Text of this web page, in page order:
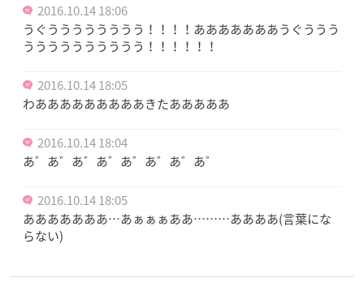
2016.10.14 18:06
うぐうううううううう！！！！あああああああうぐううう
うううううううううう！！！！！！
2016.10.14 18:05
わあああああああああきたあああああ
2016.10.14 18:04
あ゛あ゛あ゛あ゛あ゛あ゛あ゛あ゛
2016.10.14 18:05
あああああああ…あぁぁぁああ………ああああ(言葉にな
らない)